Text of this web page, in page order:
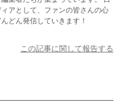
アとして、ファンの皆さんの心
どん発信していきます！
この記事に関して報告する